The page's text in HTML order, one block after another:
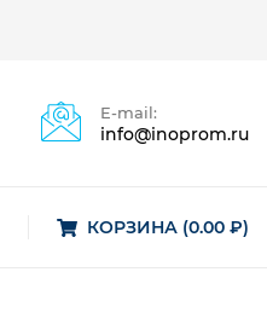
E-mail:
info@inoprom.ru
КОРЗИНА (0.00 ₽)